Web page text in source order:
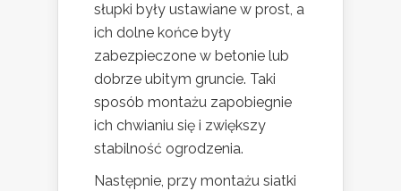
słupki były ustawiane w prost, a
ich dolne końce były
zabezpieczone w betonie lub
dobrze ubitym gruncie. Taki
sposób montażu zapobiegnie
ich chwianiu się i zwiększy
stabilność ogrodzenia.
Następnie, przy montażu siatki